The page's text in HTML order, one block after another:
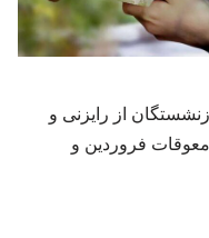
از رایزنی و
فروردین و